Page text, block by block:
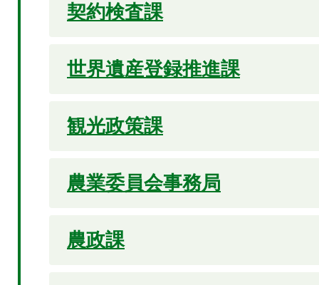
契約検査課
世界遺産登録推進課
観光政策課
農業委員会事務局
農政課